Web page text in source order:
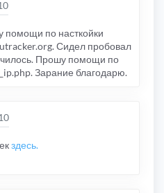
помощи по насткойки
Сидел пробовал
Прошу помощи по
Зарание благодарю.
здесь.